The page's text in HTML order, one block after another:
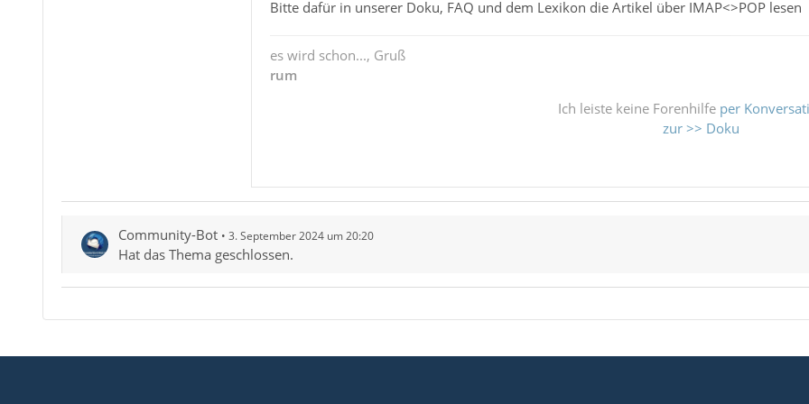
Bitte dafür in unserer Doku, FAQ und dem Lexikon die Artikel über IMAP<>POP lesen
es wird schon..., Gruß
rum
Ich leiste keine Forenhilfe per
zur >> Doku
Community-Bot 3. September 2024 um 20:20
Hat das Thema geschlossen.